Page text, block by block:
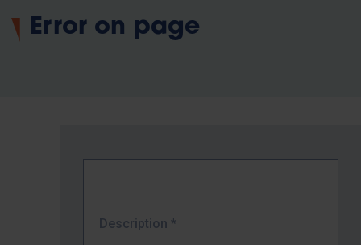
Error on page
Description *